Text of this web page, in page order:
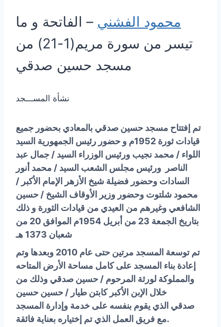
محمود الفشني – الفاتحة و ما
تيسر من سورة مريم(1-21) من
مسجد حسين صدقي
نشأة المســـجد
تم إفتتاح مسجد حسين صدقي بالمعادي بحضور جميع
قيادات ثورة 1952م و حضور رئيس الجمهورية السيد
اللواء / محمد نجيب ورئيس الوزراء السيد / جمال عبد
الناصر ورئيس مجلس الشعب السيد / محمد أنور
السادات وحضور فضيلة شيخ الأزهر الإمام الأكبر /
محمود شلتوت وحضور وزير الأوقاف الشيخ / حسين
الشافعي وغيرهم من العيدي من قيادات الثورة و ذلك
بتاريخ الجمعة 23 من أبريل 1954م الموافق 20 من
شعبان 1373 هـ
تم توسعة المسجد مرتين حتى عام 2010 وبعدها وتم
إعادة بناء المسجد على كامل مساحة الأرض المتاحه
والمملوكة لورثة المرحوم / حسين صدقي وذلك من
خلال الإبن الأكبر كابتن طيار / حسين حسين
صدقي الذي يقوم بنفسه على خدمة وإدارة المسجد
مع فريق العمل الذي تم إختياره بعناية فائقة.